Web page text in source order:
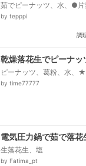
茹でピーナッツ、水、●
塩、黒蜜
by tepppi
調
乾燥落花生でピーナッ
ピーナッツ、葛粉、水、
の)、醤油・酒・みりん
by time77777
電気圧力鍋で茹で落花
生落花生、塩
by Fatima_pt